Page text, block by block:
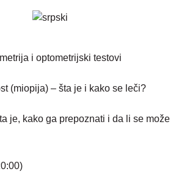
i optometrijski testovi
(miopija) – šta je i kako se leči?
je, kako ga prepoznati i da li se može